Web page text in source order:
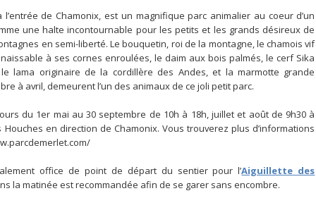
de Chamonix, est un magnifique parc animalier au coeur d’un
une halte incontournable pour les petits et les grands désireux de
en semi-liberté. Le bouquetin, roi de la montagne, le chamois vif
à ses cornes enroulées, le daim aux bois palmés, le cerf Sika
lama originaire de la cordillère des Andes, et la marmotte grande
à avril, demeurent l’un des animaux de ce joli petit parc.
du 1er mai au 30 septembre de 10h à 18h, juillet et août de 9h30 à
Houches en direction de Chamonix. Vous trouverez plus d’informations
office de point de départ du sentier pour l’Aiguillette des
la matinée est recommandée afin de se garer sans encombre.